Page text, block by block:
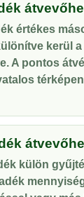
értékes
kerül
A pontos
külön